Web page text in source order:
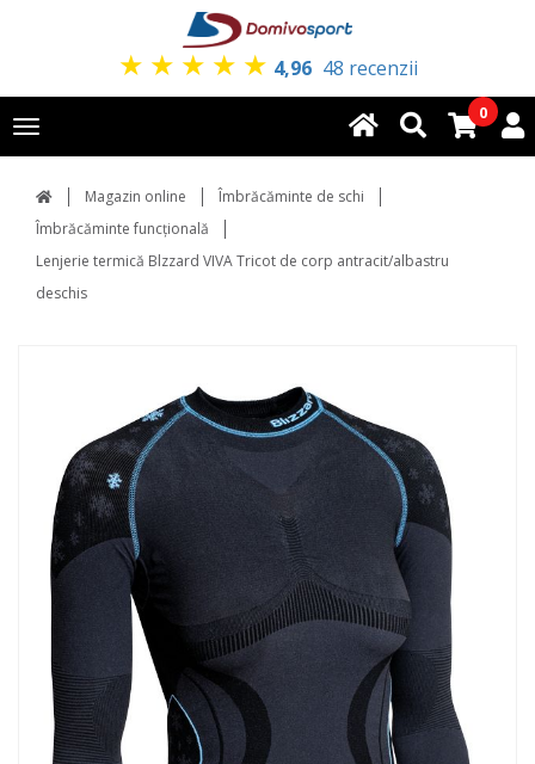
★ ★ ★ ★ ★ 4,96 48 recenzii
Toggle
navigation
0
Magazin online
Îmbrăcăminte de schi
Îmbrăcăminte funcțională
Lenjerie termică Blzzard VIVA Tricot de corp antracit/albastru
deschis